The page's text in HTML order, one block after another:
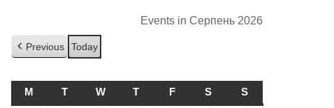
Events in Серпень 2026
Previous Today
M ПОНЕДІЛОК
T ВІВТОРОК
WСЕРЕДА
T ЧЕТВЕР
FП’ЯТНИЦЯ
S СУБОТА
S